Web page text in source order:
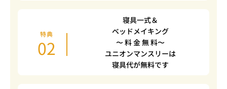
特典
02
寝具一式＆
ベッドメイキング
〜 料 金 無 料〜
ユニオンマンスリーは
寝具代が無料です